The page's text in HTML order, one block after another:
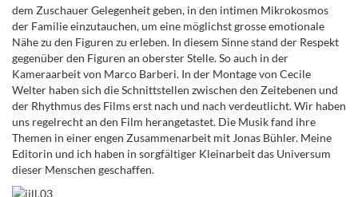
dem Zuschauer Gelegenheit geben, in den intimen Mikrokosmos
der Familie einzutauchen, um eine möglichst grosse emotionale
Nähe zu den Figuren zu erleben. In diesem Sinne stand der Respekt
gegenüber den Figuren an oberster Stelle. So auch in der
Kameraarbeit von Marco Barberi. In der Montage von Cecile
Welter haben sich die Schnittstellen zwischen den Zeitebenen und
der Rhythmus des Films erst nach und nach verdeutlicht. Wir haben
uns regelrecht an den Film herangetastet. Die Musik fand ihre
Themen in einer engen Zusammenarbeit mit Jonas Bühler. Meine
Editorin und ich haben in sorgfältiger Kleinarbeit das Universum
dieser Menschen geschaffen.